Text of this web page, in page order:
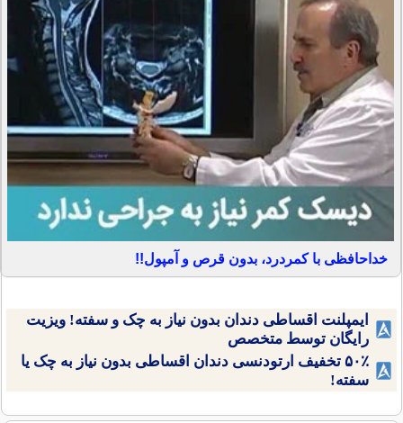
خداحافظی با کمردرد، بدون قرص و آمپول!!
ایمپلنت اقساطی دندان بدون نیاز به چک و سفته! ویزیت
رایگان توسط متخصص
۵۰٪ تخفیف ارتودنسی دندان اقساطی بدون نیاز به چک یا
سفته!